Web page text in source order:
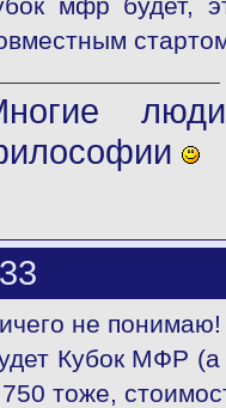
не понимаю!
Кубок МФР (а
тоже,